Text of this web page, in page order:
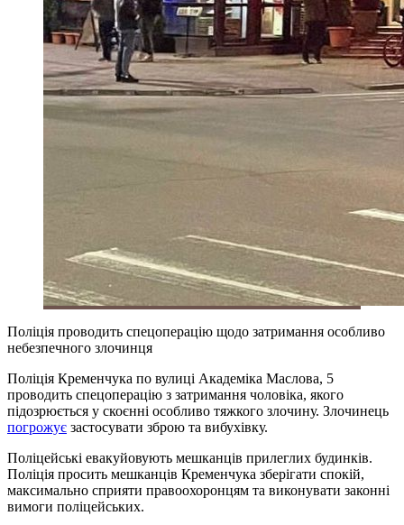
Поліція проводить спецоперацію щодо затримання особливо
небезпечного злочинця
Поліція Кременчука по вулиці Академіка Маслова, 5
проводить спецоперацію з затримання чоловіка, якого
підозрюється у скоєнні особливо тяжкого злочину. Злочинець
погрожує застосувати зброю та вибухівку.
Поліцейські евакуйовують мешканців прилеглих будинків.
Поліція просить мешканців Кременчука зберігати спокій,
максимально сприяти правоохоронцям та виконувати законні
вимоги поліцейських.